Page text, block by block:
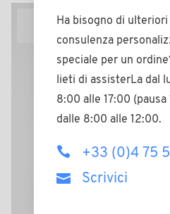
Piano 2DHa bisogno di
consulenza
speciale per un
lieti di assisterLa dal
8:00 alle 17:00
dalle 8:00 alle 12:00.
+33 (0)4 75
Scrivici